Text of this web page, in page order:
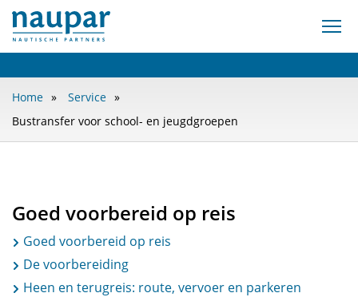
Home
Service
Bustransfer voor school- en jeugdgroepen
Goed voorbereid op reis
Goed voorbereid op reis
De voorbereiding
Heen en terugreis: route, vervoer en parkeren